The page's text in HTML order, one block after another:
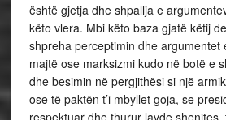
është gjetja dhe shpallja e
këto vlera. Mbi këto baza gjatë këtij
shpreha perceptimin dhe argumentet
majtë ose marksizmi kudo në botë e
dhe besimin në pergjithësi si një
ose të paktën t’i mbyllet goja, se